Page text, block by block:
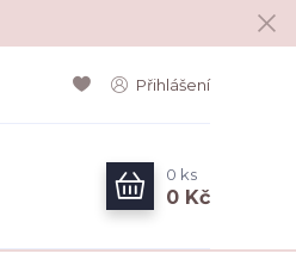
Přihlášení
0 ks
0 Kč